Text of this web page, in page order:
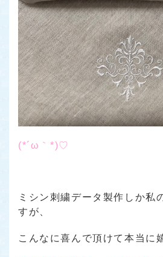
(*´ω｀*)♡
ミシン刺繍データ製作しか私
すが、
こんなに喜んで頂けて本当に